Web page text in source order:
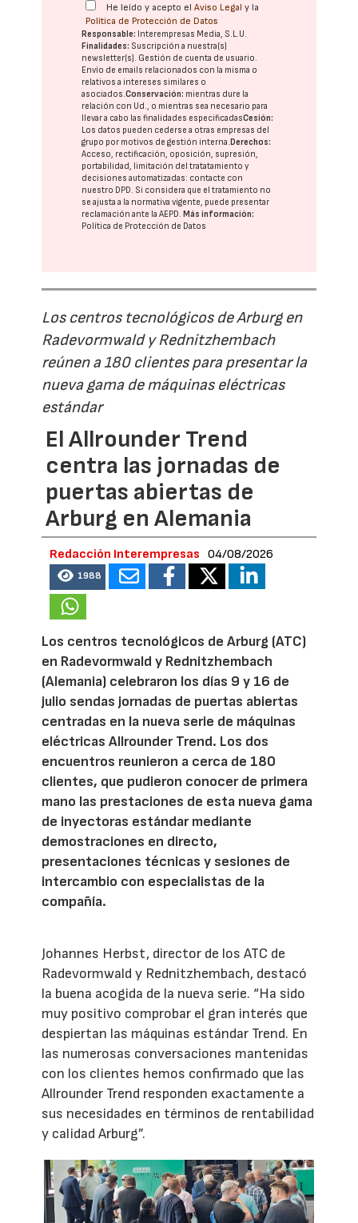
He leído y acepto elAviso Legal y la
Política de Protección de Datos
Responsable: Interempresas Media, S.L.U.
Finalidades: Suscripción a nuestra(s)
newsletter(s). Gestión de cuenta de usuario.
Envío de emails relacionados con la misma o
relativos a intereses similares o
asociados.Conservación: mientras dure la
relación con Ud., o mientras sea necesario para
llevar a cabo las finalidades especificadasCesión:
Los datos pueden cederse a otras empresas del
grupo por motivos de gestión interna.Derechos:
Acceso, rectificación, oposición, supresión,
portabilidad, limitación del tratatamiento y
decisiones automatizadas: contacte con
nuestro DPD. Si considera que el tratamiento no
se ajusta a la normativa vigente, puede presentar
reclamación ante laAEPD.Más información:
Política de Protección de Datos
Los centros tecnológicos de Arburg en
Radevormwald y Rednitzhembach
reúnen a 180 clientes para presentar la
nueva gama de máquinas eléctricas
estándar
El Allrounder Trend
centra las jornadas de
puertas abiertas de
Arburg en Alemania
Redacción Interempresas 04/08/2026
1988
Los centros tecnológicos de Arburg (ATC)
en Radevormwald y Rednitzhembach
(Alemania) celebraron los días 9 y 16 de
julio sendas jornadas de puertas abiertas
centradas en la nueva serie de máquinas
eléctricas Allrounder Trend. Los dos
encuentros reunieron a cerca de 180
clientes, que pudieron conocer de primera
mano las prestaciones de esta nueva gama
de inyectoras estándar mediante
demostraciones en directo,
presentaciones técnicas y sesiones de
intercambio con especialistas de la
compañía.
Johannes Herbst, director de los ATC de
Radevormwald y Rednitzhembach, destacó
la buena acogida de la nueva serie. “Ha sido
muy positivo comprobar el gran interés que
despiertan las máquinas estándar Trend. En
las numerosas conversaciones mantenidas
con los clientes hemos confirmado que las
Allrounder Trend responden exactamente a
sus necesidades en términos de rentabilidad
y calidad Arburg”.